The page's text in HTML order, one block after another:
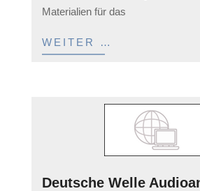
Materialien für das
WEITER …
Deutsche Welle